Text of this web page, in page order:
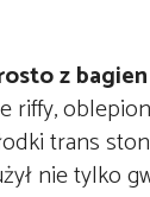
z bagien
riffy,
trans
nie tylko